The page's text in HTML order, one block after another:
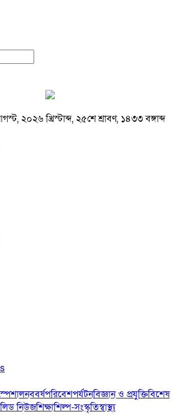
২০২৬ খ্রিস্টাব্দ, ২৫শে শ্রাবণ, ১৪৩৩ বঙ্গাব্দ
নববর্ষপরিবেশপর্যটনবিজ্ঞান ও প্রযুক্তিবিশেষ
লিড নিউজশিক্ষাশিল্প-সংস্কৃতিস্বাস্থ্য